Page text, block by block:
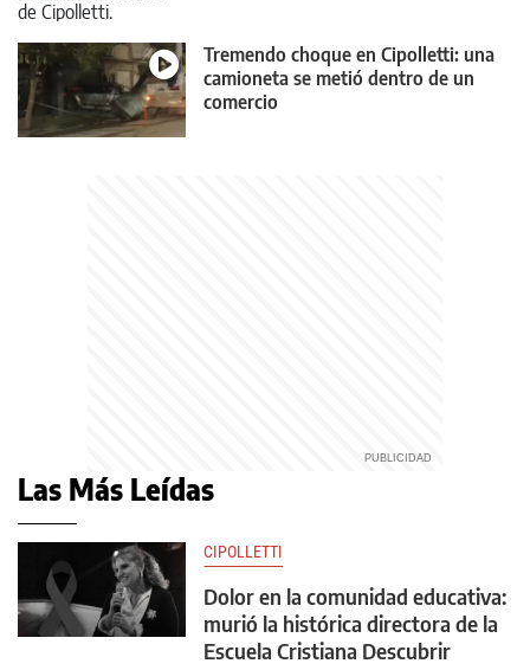
Tremendo choque en Cipolletti: una
camioneta se metió dentro de un
comercio
Las Más Leídas
CIPOLLETTI
Dolor en la comunidad educativa:
murió la histórica directora de la
Escuela Cristiana Descubrir